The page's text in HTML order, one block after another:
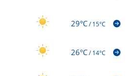
29°C/15°C
26°C/14°C